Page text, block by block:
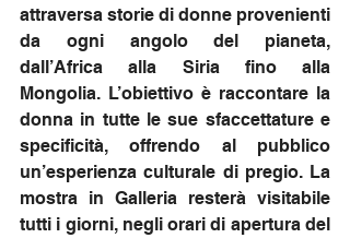
attraversa storie di donne provenienti
da ogni angolo del pianeta,
dall’Africa alla Siria fino alla
Mongolia. L’obiettivo è raccontare la
donna in tutte le sue sfaccettature e
specificità, offrendo al pubblico
un’esperienza culturale di pregio. La
mostra in Galleria resterà visitabile
tutti i giorni, negli orari di apertura del